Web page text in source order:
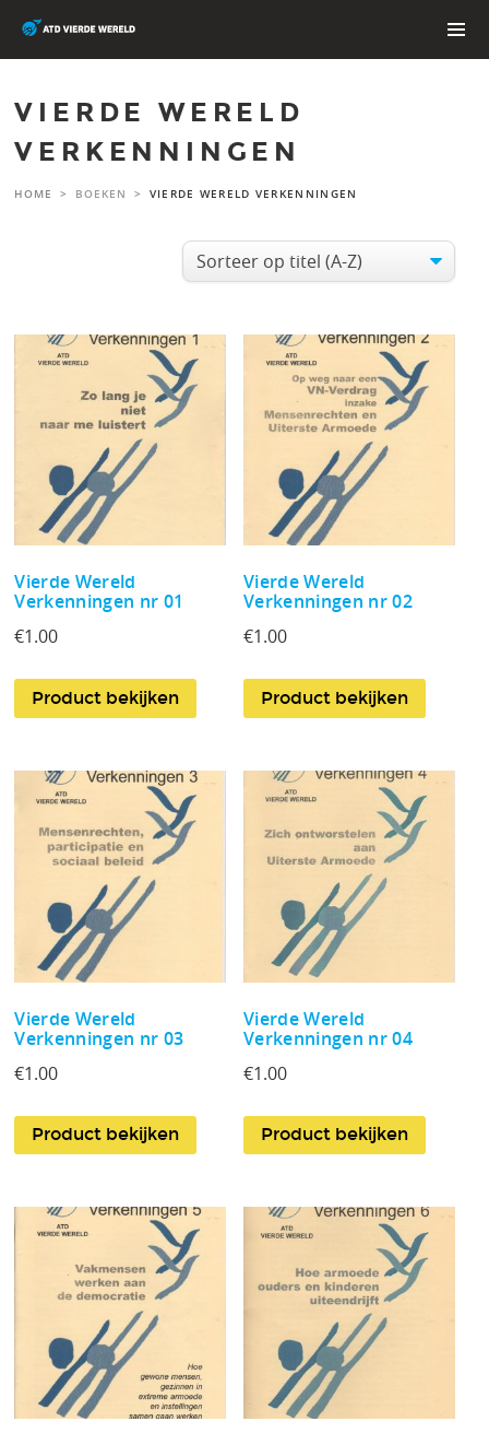
content
VIERDE WERELD
VERKENNINGEN
HOME > BOEKEN > VIERDE WERELD VERKENNINGEN
Vierde Wereld
Verkenningen nr 01
€1.00
Product bekijken
Vierde Wereld
Verkenningen nr 02
€1.00
Product bekijken
Vierde Wereld
Verkenningen nr 03
€1.00
Product bekijken
Vierde Wereld
Verkenningen nr 04
€1.00
Product bekijken